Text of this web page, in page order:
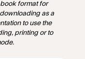
format for
as a
to use the
printing or to